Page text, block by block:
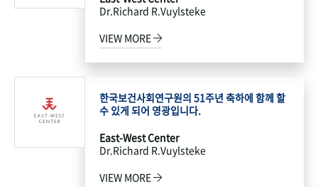
Dr.Richard R.Vuylsteke
VIEW MORE
한국보건사회연구원의 51주년 축하에 함께 할
수 있게 되어 영광입니다.
East-West Center
Dr.Richard R.Vuylsteke
VIEW MORE